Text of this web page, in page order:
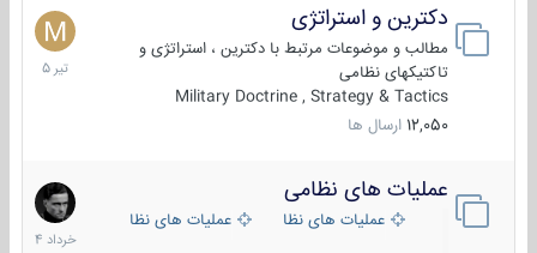
دکترین و استراتژی
مطالب و موضوعات مرتبط با دکترین ، استراتژی و
تاکتیکهای نظامی
Military Doctrine , Strategy & Tactics
12,050 ارسال ها
27
تیر
1405
عملیات های نظامی
عملیات های نظامی ایرانعملیات های نظامی خارجی
5
خرداد
1404